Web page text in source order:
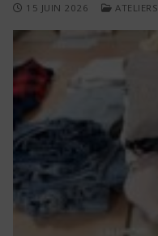
15 JUIN 2026 ATELIERS